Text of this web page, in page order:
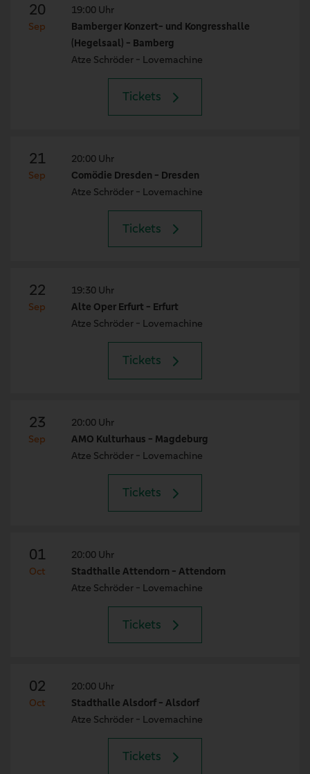
20
Sep
19:00 Uhr
Bamberger Konzert- und Kongresshalle
(Hegelsaal) - Bamberg
Atze Schröder - Lovemachine
Tickets
21
Sep
20:00 Uhr
Comödie Dresden - Dresden
Atze Schröder - Lovemachine
Tickets
22
Sep
19:30 Uhr
Alte Oper Erfurt - Erfurt
Atze Schröder - Lovemachine
Tickets
23
Sep
20:00 Uhr
AMO Kulturhaus - Magdeburg
Atze Schröder - Lovemachine
Tickets
01
Oct
20:00 Uhr
Stadthalle Attendorn - Attendorn
Atze Schröder - Lovemachine
Tickets
02
Oct
20:00 Uhr
Stadthalle Alsdorf - Alsdorf
Atze Schröder - Lovemachine
Tickets